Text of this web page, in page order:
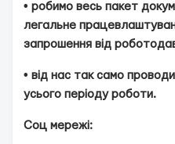
• робимо весь пакет
легальне
запрошення від
• від нас так само
усього періоду роботи.
Соц мережі: